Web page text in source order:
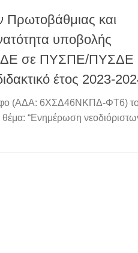
Πρωτοβάθμιας και
υποβολής
σε ΠΥΣΠΕ/ΠΥΣΔΕ
έτος 2023-
(ΑΔΑ: 6ΧΣΔ46ΝΚΠΔ-ΦΤ6)
“Ενημέρωση